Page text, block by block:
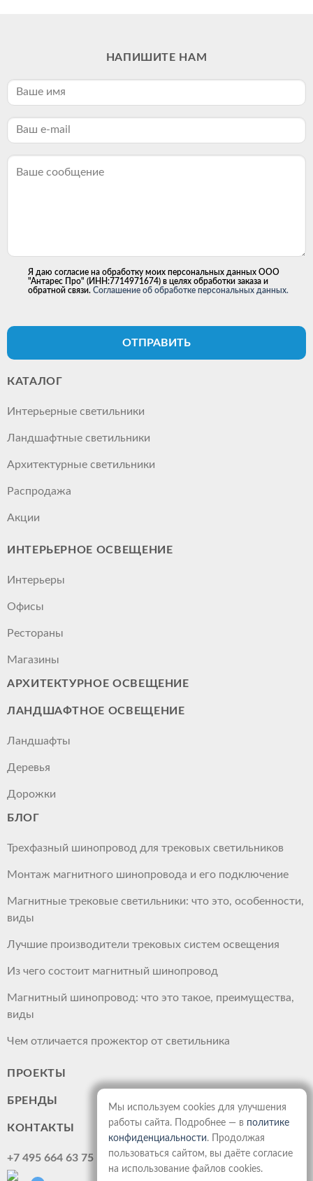
НАПИШИТЕ НАМ
Я даю согласие на обработку моих персональных данных ООО
"Антарес Про" (ИНН:7714971674) в целях обработки заказа и
обратной связи. Соглашение об обработке персональных данных.
ОТПРАВИТЬ
КАТАЛОГ
Интерьерные светильники
Ландшафтные светильники
Архитектурные светильники
Распродажа
Акции
ИНТЕРЬЕРНОЕ ОСВЕЩЕНИЕ
Интерьеры
Офисы
Рестораны
Магазины
АРХИТЕКТУРНОЕ ОСВЕЩЕНИЕ
ЛАНДШАФТНОЕ ОСВЕЩЕНИЕ
Ландшафты
Деревья
Дорожки
БЛОГ
Трехфазный шинопровод для трековых светильников
Монтаж магнитного шинопровода и его подключение
Магнитные трековые светильники: что это, особенности,
виды
Лучшие производители трековых систем освещения
Из чего состоит магнитный шинопровод
Магнитный шинопровод: что это такое, преимущества,
виды
Чем отличается прожектор от светильника
ПРОЕКТЫ
БРЕНДЫ
КОНТАКТЫ
+7 495 664 63 75
Мы используем cookies для улучшения
работы сайта. Подробнее — в политике
конфиденциальности. Продолжая
пользоваться сайтом, вы даёте согласие
на использование файлов cookies.